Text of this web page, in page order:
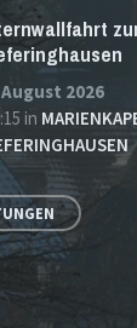
August 2026
in